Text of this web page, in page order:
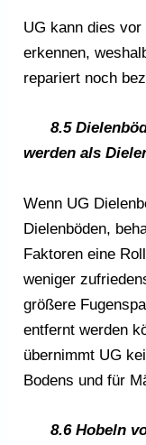
UG kann dies
erkennen,
repariert noch
8.5
werden als
Wenn UG
Dielenböden,
Faktoren eine
weniger
größere
entfernt werden
übernimmt UG
Bodens und für
8.6 Hobeln